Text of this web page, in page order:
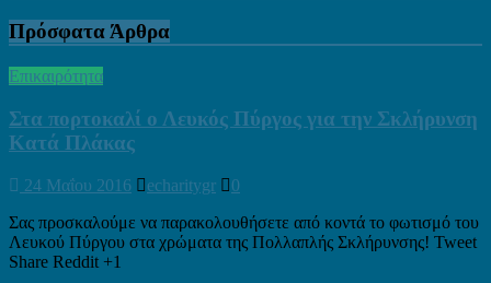
Πρόσφατα Άρθρα
Επικαιρότητα
Στα πορτοκαλί ο Λευκός Πύργος για την Σκλήρυνση
Κατά Πλάκας
24 Μαΐου 2016 echaritygr
0
Σας προσκαλούμε να παρακολουθήσετε από κοντά το φωτισμό του
Λευκού Πύργου στα χρώματα της Πολλαπλής Σκλήρυνσης! Tweet
Share Reddit +1